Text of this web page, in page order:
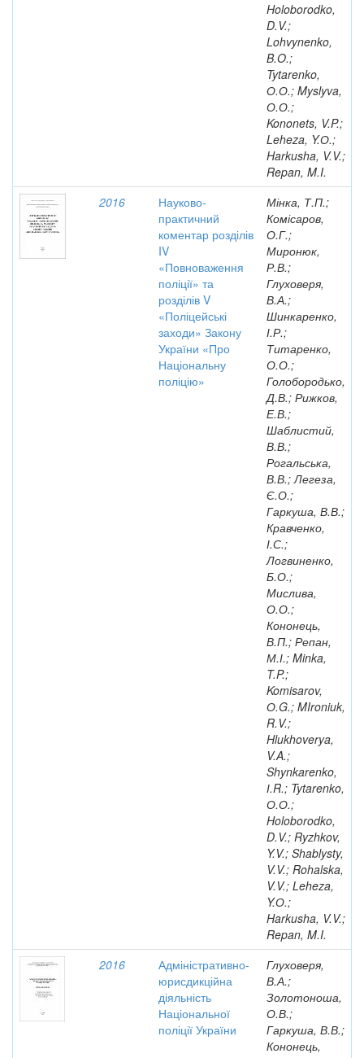
Holoborodko,
D.V.;
Lohvynenko,
B.O.;
Tytarenko,
О.О.; Myslyva,
О.О.;
Kononets, V.P.;
Leheza, Y.О.;
Harkusha, V.V.;
Repan, M.I.
2016
Науково-
практичний
коментар розділів
IV
«Повноваження
поліції» та
розділів V
«Поліцейські
заходи» Закону
України «Про
Національну
поліцію»
Мінка, Т.П.;
Комісаров,
О.Г.;
Миронюк,
Р.В.;
Глуховеря,
В.А.;
Шинкаренко,
І.Р.;
Титаренко,
О.О.;
Голобородько,
Д.В.; Рижков,
Е.В.;
Шаблистий,
В.В.;
Рогальська,
В.В.; Легеза,
Є.О.;
Гаркуша, В.В.;
Кравченко,
І.С.;
Логвиненко,
Б.О.;
Мислива,
О.О.;
Кононець,
В.П.; Репан,
М.І.; Minka,
T.P.;
Komisarov,
О.G.; MIroniuk,
R.V.;
Hlukhoverya,
V.A.;
Shynkarenko,
І.R.; Tytarenko,
О.О.;
Holoborodko,
D.V.; Ryzhkov,
Y.V.; Shablysty,
V.V.; Rohalska,
V.V.; Leheza,
Y.О.;
Harkusha, V.V.;
Repan, M.I.
2016
Адміністративно-
юрисдикційна
діяльність
Національної
поліції України
Глуховеря,
В.А.;
Золотоноша,
О.В.;
Гаркуша, В.В.;
Кононець,